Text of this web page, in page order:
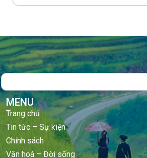
Search
MENU
Trang chủ
Tin tức – Sự kiện
Chính sách
Văn hoá – Đời sống